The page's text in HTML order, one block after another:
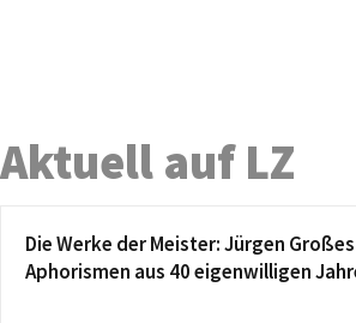
Aktuell auf LZ
Die Werke der Meister: Jürgen Großes
Aphorismen aus 40 eigenwilligen